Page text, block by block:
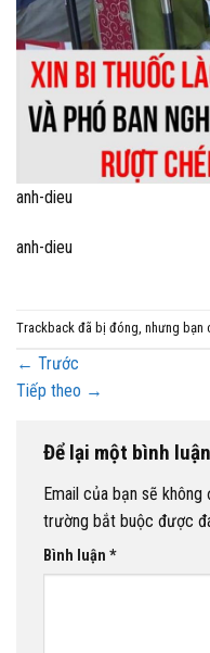
anh-dieu
anh-dieu
Trackback đã bị đóng, nhưng bạn
← Trước
Tiếp theo →
Để lại một bình luận
Email của bạn sẽ
trường bắt buộc được
Bình luận *